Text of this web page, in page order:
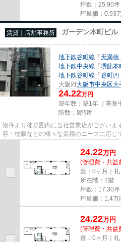
坪数：25.90
坪単価： 0.93
賃貸｜店舗事務所 ガーデン本町ビル
地下鉄谷町線 「天満橋
地下鉄中央線 「堺筋本
地下鉄谷町線 「谷町四
大阪府大阪市中央区大
24.22万円
築年数：築1年 ｜募集
階数：8階建
物件より徒歩圏内に当社営業店がございま
容・物販などの様々な業種のニーズに応じ
尚、弊社ではおとり広告は一切...
24.22万円
(管理費・共益
敷：0ヶ月｜
所在階：2階
坪数：17.30
坪単価： 1.4万
24.22万円
(管理費・共益
敷：0ヶ月｜